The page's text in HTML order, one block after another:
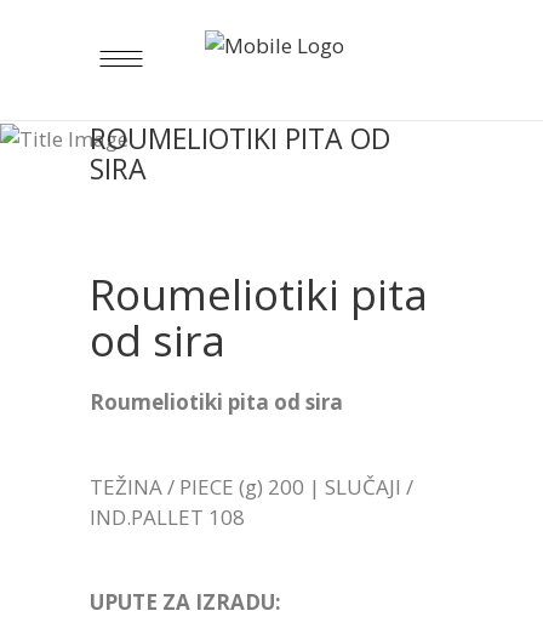
ROUMELIOTIKI PITA OD
SIRA
Roumeliotiki pita
od sira
Roumeliotiki pita od sira
TEŽINA / PIECE (g) 200 | SLUČAJI /
IND.PALLET 108
UPUTE ZA IZRADU: